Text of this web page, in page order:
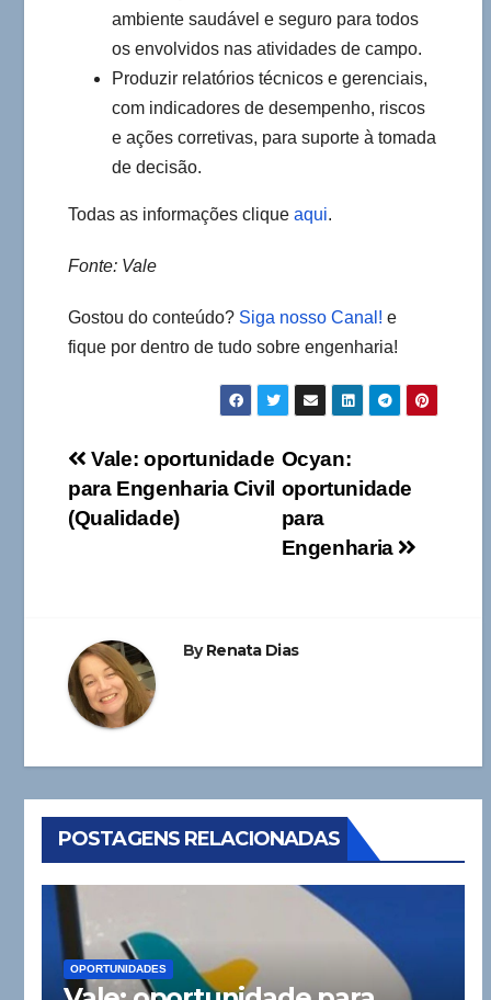
ambiente saudável e seguro para todos
os envolvidos nas atividades de campo.
Produzir relatórios técnicos e gerenciais,
com indicadores de desempenho, riscos
e ações corretivas, para suporte à tomada
de decisão.
Todas as informações clique aqui.
Fonte: Vale
Gostou do conteúdo? Siga nosso Canal! e
fique por dentro de tudo sobre engenharia!
Navegação
de
Ocyan:
oportunidade
para
Engenharia
Vale: oportunidade
para Engenharia Civil
(Qualidade)
ByRenata Dias
POSTAGENS RELACIONADAS
OPORTUNIDADES